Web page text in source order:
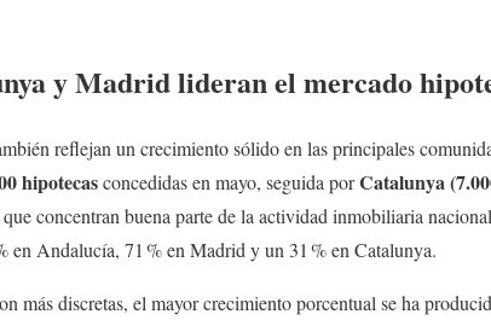
y Madrid lideran el mercado
reflejan un crecimiento sólido en las principales
hipotecasconcedidas en mayo, seguida porCatalunya
que concentran buena parte de la actividad inmobiliaria
en Andalucía, 71 % en Madrid y un 31 % en Catalunya.
más discretas, el mayor crecimiento porcentual se ha